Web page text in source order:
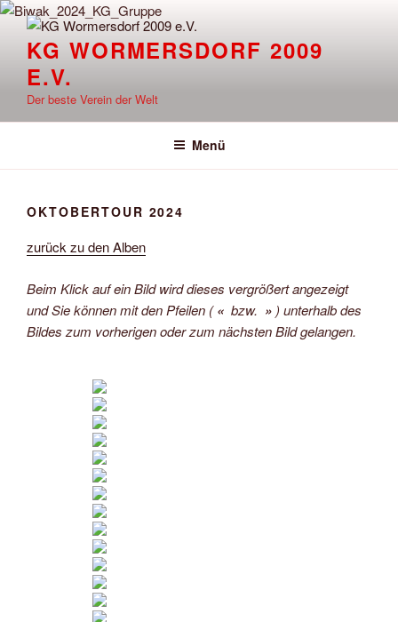
Zum
Inhalt
springenKG WORMERSDORF 2009
E.V.
Der beste Verein der Welt
Menü
OKTOBERTOUR 2024
zurück zu den Alben
Beim Klick auf ein Bild wird dieses vergrößert angezeigt
und Sie können mit den Pfeilen (« bzw. » ) unterhalb des
Bildes zum vorherigen oder zum nächsten Bild gelangen.